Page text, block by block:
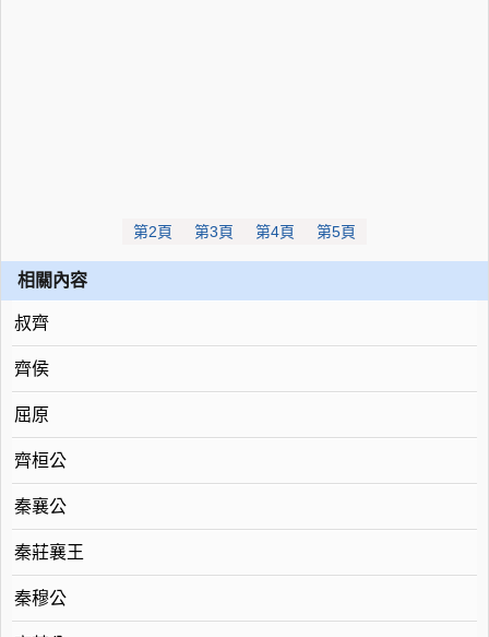
第2頁 第3頁 第4頁 第5頁
相關內容
叔齊
齊侯
屈原
齊桓公
秦襄公
秦莊襄王
秦穆公